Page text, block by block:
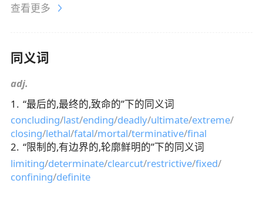
查看更多
同义词
adj.
1 . “最后的,最终的,致命的”下的同义词
concluding/last/ending/deadly/ultimate/extreme/
closing/lethal/fatal/mortal/terminative/final
2. “限制的,有边界的,轮廓鲜明的”下的同义词
limiting/determinate/clearcut/restrictive/fixed/
confining/definite